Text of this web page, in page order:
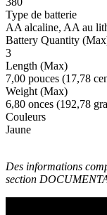
Type de batterie
AA alcaline, AA au
Battery Quantity
3
Length (Max)
7,00 pouces (17,78
Weight (Max)
6,80 onces (192,78
Couleurs
Jaune
Des informations
section